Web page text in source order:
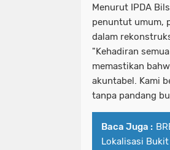
Menurut IPDA
penuntut umum,
dalam
"Kehadiran
memastikan
akuntabel. Kami
tanpa pandang
Baca Juga :
Lokalisasi